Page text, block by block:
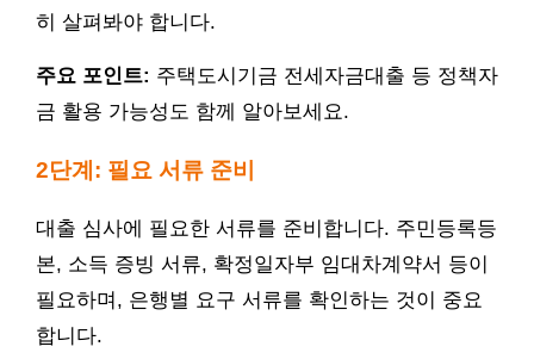
히 살펴봐야 합니다.
주요 포인트: 주택도시기금 전세자금대출 등 정책자
금 활용 가능성도 함께 알아보세요.
2단계: 필요 서류 준비
대출 심사에 필요한 서류를 준비합니다. 주민등록등
본, 소득 증빙 서류, 확정일자부 임대차계약서 등이
필요하며, 은행별 요구 서류를 확인하는 것이 중요
합니다.